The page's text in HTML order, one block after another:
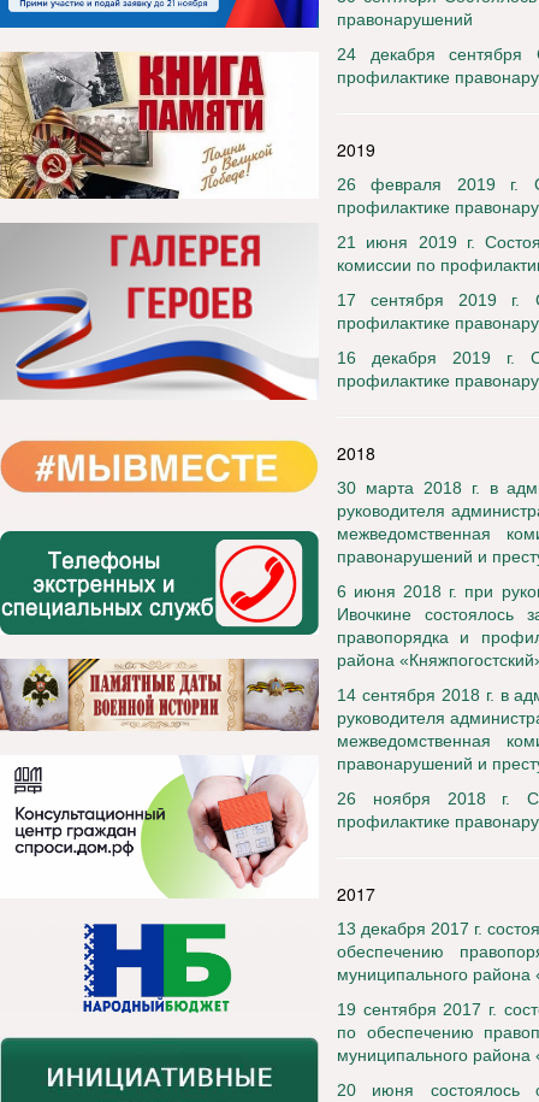
правонарушений
24 декабря сентября
профилактике
2019
26 февраля 2019 г.
профилактике
21 июня 2019 г.
комиссии по
17 сентября 2019 г.
профилактике
16 декабря 2019 г.
профилактике
2018
30 марта 2018 г. в
руководителя
межведомственная
правонарушений и
6 июня 2018 г. при
Ивочкине состоялось
правопорядка и
района
14 сентября 2018 г. в
руководителя
межведомственная
правонарушений и
26 ноября 2018 г.
профилактике
2017
13 декабря 2017 г.
обеспечению
муниципального района
19 сентября 2017 г.
по обеспечению
муниципального района
20 июня состоялось